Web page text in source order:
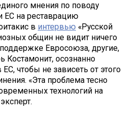
мнения по поводу
ЕС на реставрацию
в интервью «Русской
общин не видит ничего
Евросоюза, другие,
Костамонит, осознанно
ЕС, чтобы не зависеть от этого
«Эта проблема тесно
технологий на